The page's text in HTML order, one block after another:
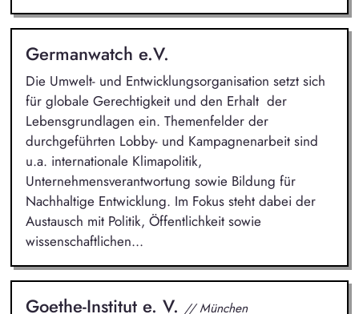
Germanwatch e.V.
Die Umwelt- und Entwicklungsorganisation setzt sich
für globale Gerechtigkeit und den Erhalt der
Lebensgrundlagen ein. Themenfelder der
durchgeführten Lobby- und Kampagnenarbeit sind
u.a. internationale Klimapolitik,
Unternehmensverantwortung sowie Bildung für
Nachhaltige Entwicklung. Im Fokus steht dabei der
Austausch mit Politik, Öffentlichkeit sowie
wissenschaftlichen...
Goethe-Institut e. V. // München